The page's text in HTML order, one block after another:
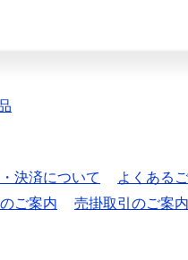
決済について
よくある
ご案内 売掛取引のご案内